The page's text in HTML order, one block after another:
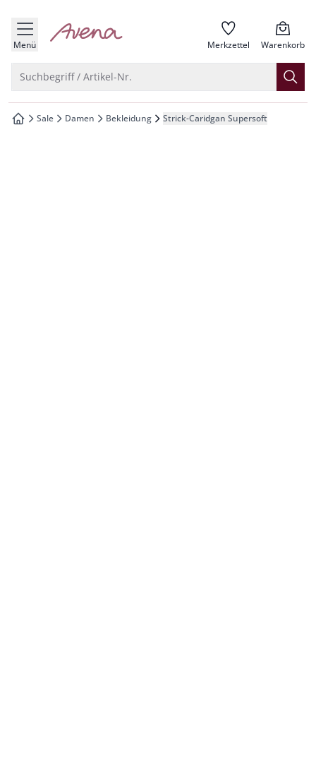
springen
springen
springen
springen
Menü zur Startseite Merkzettel Warenkorb
Suchbegriff / Artikel-Nr.
zur Startseite
Sale Damen Bekleidung Strick-Caridgan Supersoft